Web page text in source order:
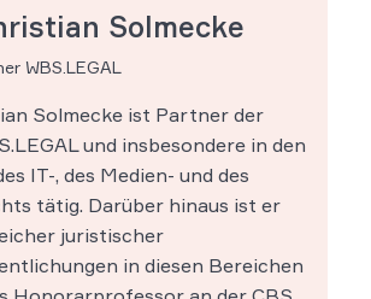
Solmecke
WBS.LEGAL
Solmecke ist Partner der
und insbesondere in den
IT-, des Medien- und des
tätig. Darüber hinaus ist er
juristischer
in diesen Bereichen